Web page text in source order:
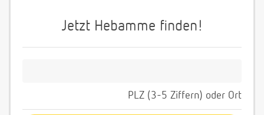
Jetzt Hebamme finden!
PLZ (3-5 Ziffern) oder Ort